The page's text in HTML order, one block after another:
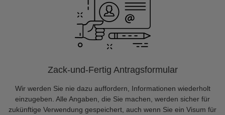
Zack-und-Fertig Antragsformular
Wir werden Sie nie dazu auffordern, Informationen wiederholt
einzugeben. Alle Angaben, die Sie machen, werden sicher für
zukünftige Verwendung gespeichert, auch wenn Sie ein Visum für